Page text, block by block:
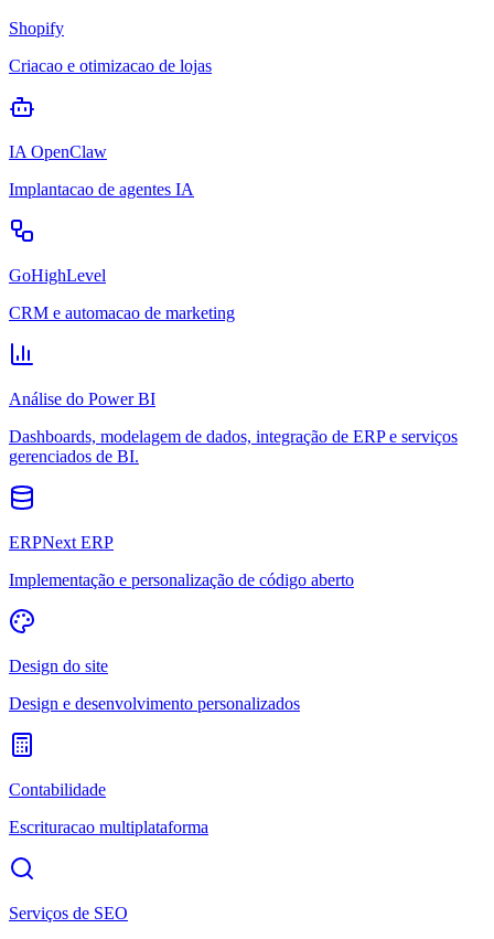
Shopify
Criacao e otimizacao de lojas
IA OpenClaw
Implantacao de agentes IA
GoHighLevel
CRM e automacao de marketing
Análise do Power BI
Dashboards, modelagem de dados, integração de ERP e serviços
gerenciados de BI.
ERPNext ERP
Implementação e personalização de código aberto
Design do site
Design e desenvolvimento personalizados
Contabilidade
Escrituracao multiplataforma
Serviços de SEO